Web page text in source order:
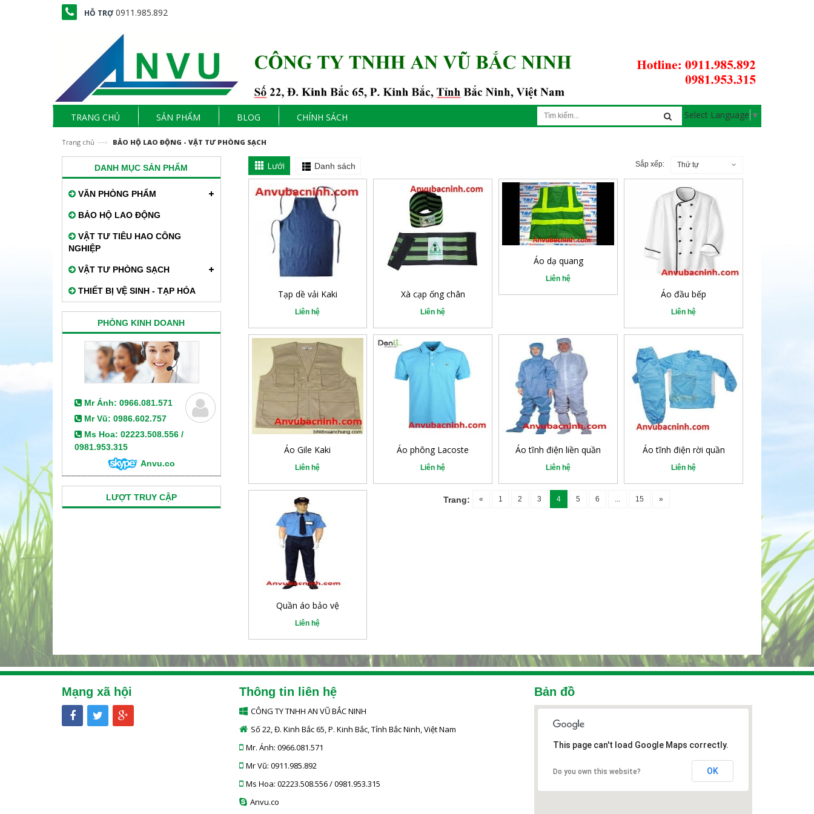
HỖ TRỢ 0911.985.892
TRANG CHỦ SẢN PHẨM BLOG CHÍNH SÁCH Select Language ▼
Trang chủ —› BẢO HỘ LAO ĐỘNG - VẬT TƯ PHÒNG SẠCH
Lưới Danh sách Sắp xếp: Thứ tự
Tạp dề vải Kaki
Liên hệ
Xà cạp ống chân
Liên hệ
Áo dạ quang
Liên hệ
Áo đầu bếp
Liên hệ
Áo Gile Kaki
Liên hệ
Áo phông Lacoste
Liên hệ
Áo tĩnh điện liền quần
Liên hệ
Áo tĩnh điện rời quần
Liên hệ
Quần áo bảo vệ
Liên hệ
Trang: « 1 2 3 4 5 6 ... 15 »
DANH MỤC SẢN PHẨM
VĂN PHÒNG PHẨM
BẢO HỘ LAO ĐỘNG
VẬT TƯ TIÊU HAO CÔNG
NGHIỆP
VẬT TƯ PHÒNG SẠCH
THIẾT BỊ VỆ SINH - TẠP HÓA
PHÒNG KINH DOANH
Mr Ánh: 0966.081.571
Mr Vũ: 0986.602.757
Ms Hoa: 02223.508.556 /
0981.953.315
Anvu.co
LƯỢT TRUY CẬP
Mạng xã hội Thông tin liên hệ
CÔNG TY TNHH AN VŨ BẮC NINH
Số 22, Đ. Kinh Bắc 65, P. Kinh Bắc, Tỉnh Bắc Ninh, Việt Nam
Mr. Ánh: 0966.081.571
Mr Vũ: 0911.985.892
Ms Hoa: 02223.508.556 / 0981.953.315
Anvu.co
Bản đồ
This page can't load Google Maps correctly.
Do you own this website? OK